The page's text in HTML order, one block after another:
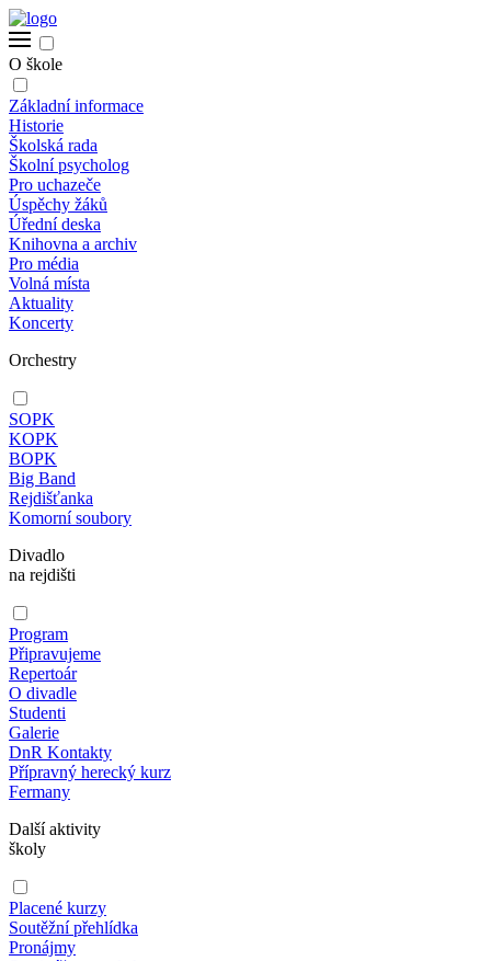
O škole
Základní informace
Historie
Školská rada
Školní psycholog
Pro uchazeče
Úspěchy žáků
Úřední deska
Knihovna a archiv
Pro média
Volná místa
Aktuality
Koncerty
Orchestry
SOPK
KOPK
BOPK
Big Band
Rejdišťanka
Komorní soubory
Divadlo
na rejdišti
Program
Připravujeme
Repertoár
O divadle
Studenti
Galerie
DnR Kontakty
Přípravný herecký kurz
Fermany
Další aktivity
školy
Placené kurzy
Soutěžní přehlídka
Pronájmy